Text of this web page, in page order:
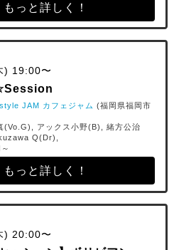
もっと詳しく！
) 19:00〜
JAM カフェジャム (福岡県福岡市
アックス小野(B), 緒方公治
Q(Dr),
もっと詳しく！
) 20:00〜